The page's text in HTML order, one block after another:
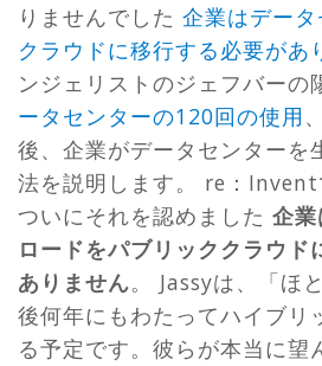
りませんでした 企業はデー
クラウドに移行する必要があ
ンジェリストのジェフバーの
ータセンターの120回の使用
後、企業がデータセンターを
法を説明します。 re：Invent
ついにそれを認めました 企
ロードをパブリッククラウド
ありません。 Jassyは、「ほ
後何年にもわたってハイブリ
る予定です。彼らが本当に望